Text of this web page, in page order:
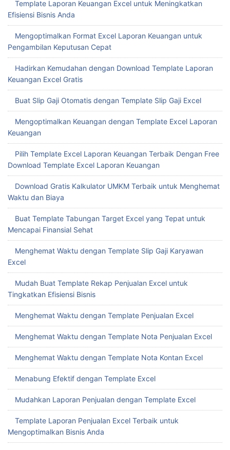
Optimalkan Pengeluaran Usaha dengan Template Nota Excel
Kustom
Laporan Keuangan Template Excel vs Google Sheets Mana
Lebih Tepat
Template Laporan Keuangan Excel untuk Meningkatkan
Efisiensi Bisnis Anda
Mengoptimalkan Format Excel Laporan Keuangan untuk
Pengambilan Keputusan Cepat
Hadirkan Kemudahan dengan Download Template Laporan
Keuangan Excel Gratis
Buat Slip Gaji Otomatis dengan Template Slip Gaji Excel
Mengoptimalkan Keuangan dengan Template Excel Laporan
Keuangan
Pilih Template Excel Laporan Keuangan Terbaik Dengan Free
Download Template Excel Laporan Keuangan
Download Gratis Kalkulator UMKM Terbaik untuk Menghemat
Waktu dan Biaya
Buat Template Tabungan Target Excel yang Tepat untuk
Mencapai Finansial Sehat
Menghemat Waktu dengan Template Slip Gaji Karyawan
Excel
Mudah Buat Template Rekap Penjualan Excel untuk
Tingkatkan Efisiensi Bisnis
Menghemat Waktu dengan Template Penjualan Excel
Menghemat Waktu dengan Template Nota Penjualan Excel
Menghemat Waktu dengan Template Nota Kontan Excel
Menabung Efektif dengan Template Excel